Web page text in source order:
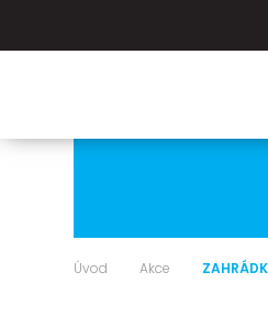
Úvod Akce